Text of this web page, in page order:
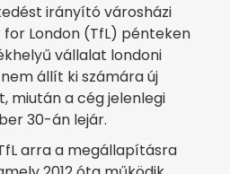
irányító városházi
London (TfL) pénteken
vállalat londoni
állít ki számára új
miután a cég jelenlegi
30-án lejár.
arra a megállapításra